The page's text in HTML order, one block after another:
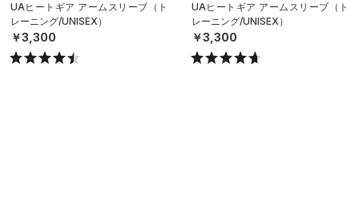
UAヒートギア アームスリーブ（ト
レーニング/UNISEX）
￥3,300
UAヒートギア アームスリーブ（ト
レーニング/UNISEX）
￥3,300